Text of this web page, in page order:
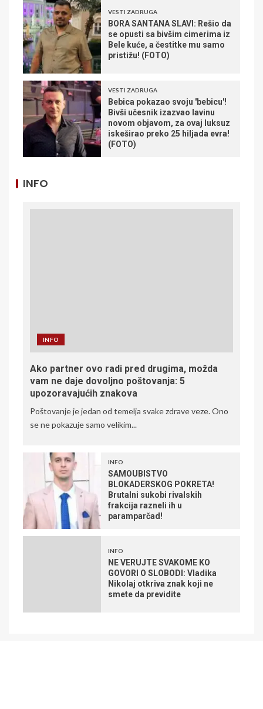
VESTI ZADRUGA
BORA SANTANA SLAVI: Rešio da
se opusti sa bivšim cimerima iz
Bele kuće, a čestitke mu samo
pristižu! (FOTO)
VESTI ZADRUGA
Bebica pokazao svoju 'bebicu'!
Bivši učesnik izazvao lavinu
novom objavom, za ovaj luksuz
iskeširao preko 25 hiljada evra!
(FOTO)
INFO
INFO
Ako partner ovo radi pred drugima, možda
vam ne daje dovoljno poštovanja: 5
upozoravajućih znakova
Poštovanje je jedan od temelja svake zdrave veze. Ono
se ne pokazuje samo velikim...
INFO
SAMOUBISTVO
BLOKADERSKOG POKRETA!
Brutalni sukobi rivalskih
frakcija razneli ih u
paramparčad!
INFO
NE VERUJTE SVAKOME KO
GOVORI O SLOBODI: Vladika
Nikolaj otkriva znak koji ne
smete da previdite